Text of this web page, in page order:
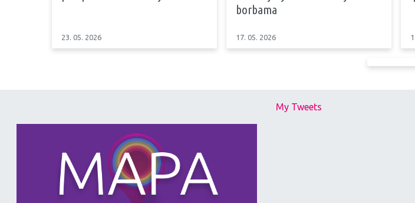
23. 05. 2026
borbama
17. 05. 2026
My Tweets